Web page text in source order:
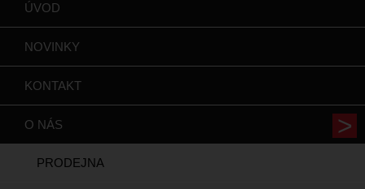
ÚVOD
NOVINKY
KONTAKT
O NÁS
PRODEJNA